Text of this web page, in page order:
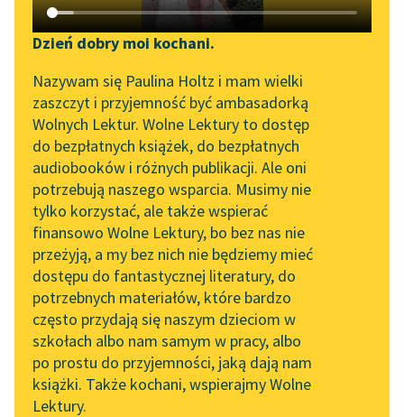
Katalog DAISY
Podkasty o książkach
Zgłoś brak utworu
Aktualności
„Prokurator Alicja Horn”
do słuchania
Byliśmy częścią AI Impact
Lab
Zapraszamy na spotkanie
online z tłumaczkami
literatury skandynawskiej
Spotkanie z Katarzyną
Tunkiel w Oslo
102. lata temu zmarł
Joseph Conrad
Narzędzia
Mapa Wolnych Lektur
Leśmianator
Przewodnik dla piszących i
czytających
API
OAI-PMH
Widget Wolnych Lektur
Przypisy
Dzień dobry moi kochani.
Nazywam się Paulina Holtz i mam wielki
zaszczyt i przyjemność być ambasadorką
Wolnych Lektur. Wolne Lektury to dostęp
do bezpłatnych książek, do bezpłatnych
audiobooków i różnych publikacji. Ale oni
potrzebują naszego wsparcia. Musimy nie
tylko korzystać, ale także wspierać
finansowo Wolne Lektury, bo bez nas nie
przeżyją, a my bez nich nie będziemy mieć
dostępu do fantastycznej literatury, do
potrzebnych materiałów, które bardzo
często przydają się naszym dzieciom w
szkołach albo nam samym w pracy, albo
po prostu do przyjemności, jaką dają nam
książki. Także kochani, wspierajmy Wolne
Lektury.
Bajki i powiastki
Dwa pługi
Henryś i Waluś
Pierścionek
Adelka
pobierz książkę